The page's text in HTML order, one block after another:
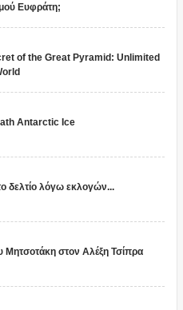
Ευφράτη;
of the Great Pyramid: Unlimited
Antarctic Ice
δελτίο λόγω εκλογών...
στον Αλέξη Τσίπρα